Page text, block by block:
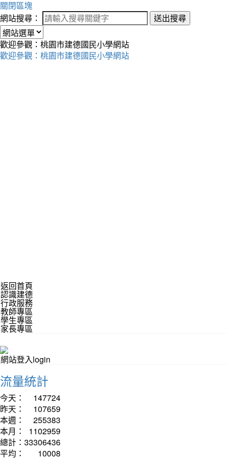
關閉區塊
網站搜尋：
送出搜尋
歡迎參觀：桃園市建德國民小學網站
歡迎參觀：桃園市建德國民小學網站
返回首頁
認識建德
行政服務
教師專區
學生專區
家長專區
網站登入login
流量統計
今天：
147724
昨天：
107659
本週：
255383
本月：
1102959
總計： 33306436
平均：
10008